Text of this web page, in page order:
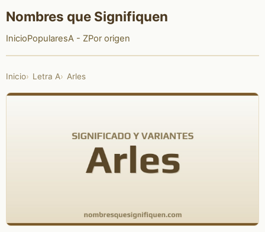
Nombres que Signifiquen
InicioPopularesA - ZPor origen
Inicio Letra A Arles